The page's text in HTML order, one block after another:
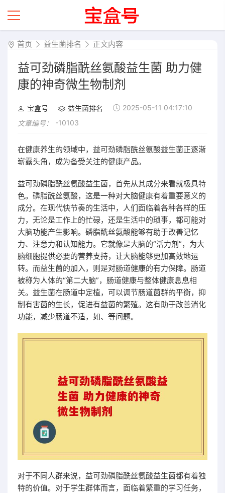
首页 益生菌排名 正文内容
益可劲磷脂酰丝氨酸益生菌 助力健
康的神奇微生物制剂
宝盒号 益生菌排名
2025-05-11 04:17:10
文章编号：
-10103
在健康养生的领域中，益可劲磷脂酰丝氨酸益生菌正逐渐
崭露头角，成为备受关注的健康产品。
益可劲磷脂酰丝氨酸益生菌，首先从其成分来看就极具特
色。磷脂酰丝氨酸，这是一种对大脑健康有着重要意义的
成分。在现代快节奏的生活中，人们面临着各种各样的压
力，无论是工作上的忙碌，还是生活中的琐事，都可能对
大脑功能产生影响。磷脂酰丝氨酸能够有助于改善记忆
力、注意力和认知能力。它就像是大脑的“活力剂”，为大
脑细胞提供必要的营养支持，让大脑能够更加高效地运
转。而益生菌的加入，则是对肠道健康的有力保障。肠道
被称为人体的“第二大脑”，肠道健康与整体健康息息相
关。益生菌在肠道中定植，可以调节肠道菌群的平衡，抑
制有害菌的生长，促进有益菌的繁殖。这有助于改善消化
功能，减少肠道不适，如、等问题。
对于不同人群来说，益可劲磷脂酰丝氨酸益生菌都有着独
特的价值。对于学生群体而言，面临着繁重的学习任务，